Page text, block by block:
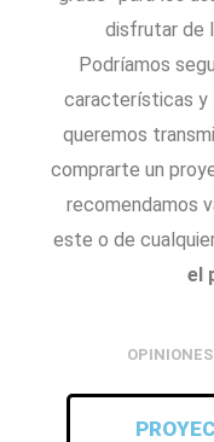
disfrutar de
Podríamos
características y
queremos
comprarte un
recomendamos
este o de
el